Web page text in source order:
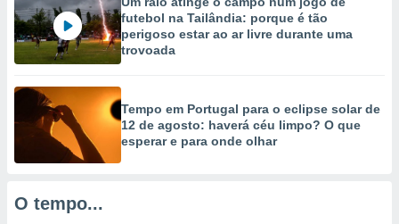
estudos
de
1199
futebol na Tailândia: porque é tão
perigoso estar ao ar livre durante uma
trovoada
Tempo em Portugal para o eclipse solar de
12 de agosto: haverá céu limpo? O que
esperar e para onde olhar
O tempo...